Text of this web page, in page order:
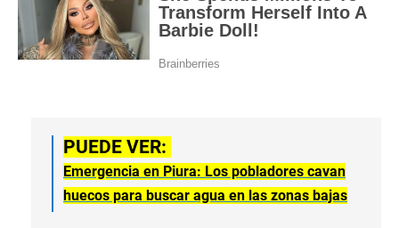
PUEDE VER:
Emergencia en Piura: Los pobladores cavan
huecos para buscar agua en las zonas bajas